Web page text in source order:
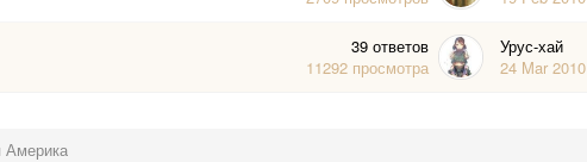
39 ответов
11292 просмотра
Урус-хай
24 Mar 2010
Америка